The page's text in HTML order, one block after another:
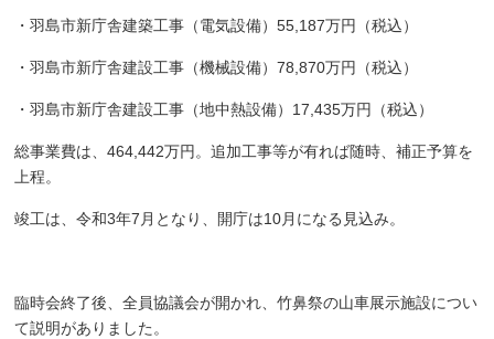
・羽島市新庁舎建築工事（電気設備）55,187万円（税込）
・羽島市新庁舎建設工事（機械設備）78,870万円（税込）
・羽島市新庁舎建設工事（地中熱設備）17,435万円（税込）
総事業費は、464,442万円。追加工事等が有れば随時、補正予算を
上程。
竣工は、令和3年7月となり、開庁は10月になる見込み。
臨時会終了後、全員協議会が開かれ、竹鼻祭の山車展示施設につい
て説明がありました。